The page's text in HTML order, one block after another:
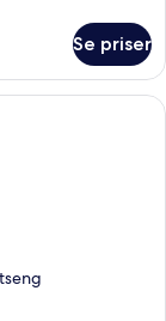
Se priser
med swimmingpool,